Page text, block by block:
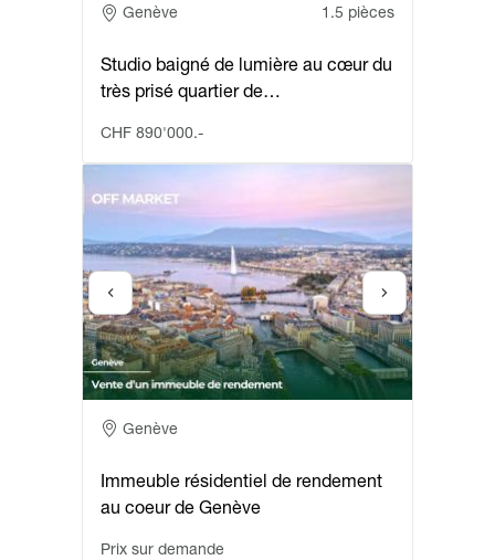
Adresse
Genève 1.5 pièces
Studio baigné de lumière au cœur du
très prisé quartier de…
CHF 890'000.-
Adresse
Genève
Immeuble résidentiel de rendement
au coeur de Genève
Prix sur demande